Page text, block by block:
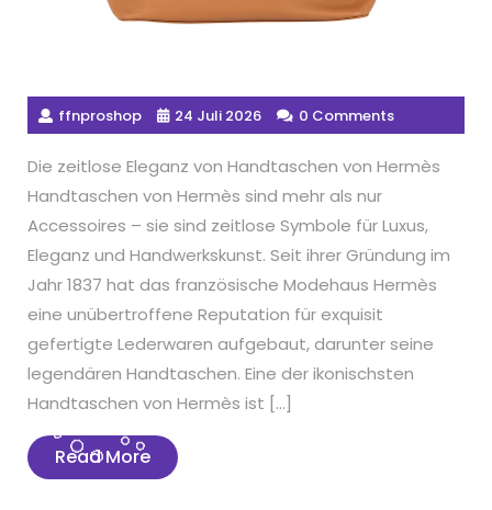
ffnproshop 24 Juli 2026 0 Comments
Die zeitlose Eleganz von Handtaschen von Hermès
Handtaschen von Hermès sind mehr als nur
Accessoires – sie sind zeitlose Symbole für Luxus,
Eleganz und Handwerkskunst. Seit ihrer Gründung im
Jahr 1837 hat das französische Modehaus Hermès
eine unübertroffene Reputation für exquisit
gefertigte Lederwaren aufgebaut, darunter seine
legendären Handtaschen. Eine der ikonischsten
Handtaschen von Hermès ist […]
Read MoreRead
More